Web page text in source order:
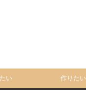
い 作りたい